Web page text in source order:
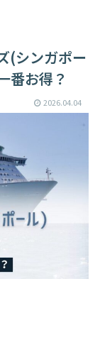
(シンガポー
番お得？
2026.04.04